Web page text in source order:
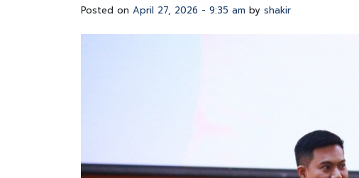
Posted on April 27, 2026 - 9:35 am by shakir